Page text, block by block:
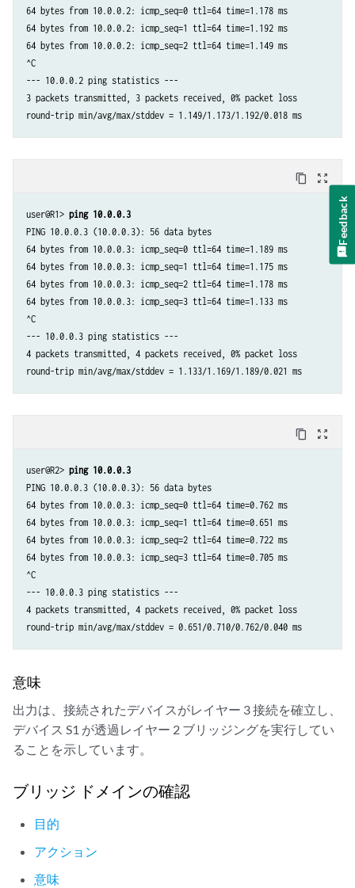
64 bytes from 10.0.0.2: icmp_seq=0 ttl=64 time=1.178 ms
64 bytes from 10.0.0.2: icmp_seq=1 ttl=64 time=1.192 ms
64 bytes from 10.0.0.2: icmp_seq=2 ttl=64 time=1.149 ms
^C
--- 10.0.0.2 ping statistics ---
3 packets transmitted, 3 packets received, 0% packet loss
round-trip min/avg/max/stddev = 1.149/1.173/1.192/0.018 ms
content_copy zoom_out_map
user@R1> ping 10.0.0.3
PING 10.0.0.3 (10.0.0.3): 56 data bytes
64 bytes from 10.0.0.3: icmp_seq=0 ttl=64 time=1.189 ms
64 bytes from 10.0.0.3: icmp_seq=1 ttl=64 time=1.175 ms
64 bytes from 10.0.0.3: icmp_seq=2 ttl=64 time=1.178 ms
64 bytes from 10.0.0.3: icmp_seq=3 ttl=64 time=1.133 ms
^C
--- 10.0.0.3 ping statistics ---
4 packets transmitted, 4 packets received, 0% packet loss
round-trip min/avg/max/stddev = 1.133/1.169/1.189/0.021 ms
content_copy zoom_out_map
user@R2> ping 10.0.0.3
PING 10.0.0.3 (10.0.0.3): 56 data bytes
64 bytes from 10.0.0.3: icmp_seq=0 ttl=64 time=0.762 ms
64 bytes from 10.0.0.3: icmp_seq=1 ttl=64 time=0.651 ms
64 bytes from 10.0.0.3: icmp_seq=2 ttl=64 time=0.722 ms
64 bytes from 10.0.0.3: icmp_seq=3 ttl=64 time=0.705 ms
^C
--- 10.0.0.3 ping statistics ---
4 packets transmitted, 4 packets received, 0% packet loss
round-trip min/avg/max/stddev = 0.651/0.710/0.762/0.040 ms
意味
出力は、接続されたデバイスがレイヤー 3 接続を確立し、
デバイス S1 が透過レイヤー 2 ブリッジングを実行してい
ることを示しています。
ブリッジ ドメインの確認
目的
アクション
意味
Feedback